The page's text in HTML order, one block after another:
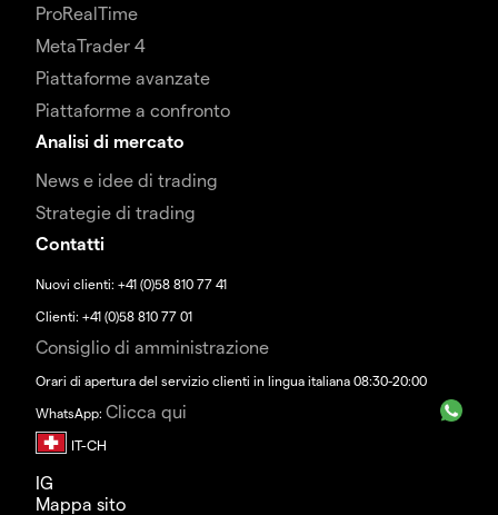
ProRealTime
MetaTrader 4
Piattaforme avanzate
Piattaforme a confronto
Analisi di mercato
News e idee di trading
Strategie di trading
Contatti
Nuovi clienti: +41 (0)58 810 77 41
Clienti: +41 (0)58 810 77 01
Consiglio di amministrazione
Orari di apertura del servizio clienti in lingua italiana 08:30-20:00
WhatsApp: Clicca qui
IG
Mappa sito